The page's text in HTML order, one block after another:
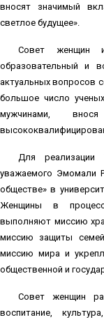
вносят значимый
светлое будущее».
Совет женщин
образовательный и
актуальных вопросов
большое число
мужчинами,
Для реализации
уважаемого Эмомали
обществе» в
Женщины в
выполняют миссию
миссию защиты
миссию мира и
общественной и
Совет женщин
воспитание,